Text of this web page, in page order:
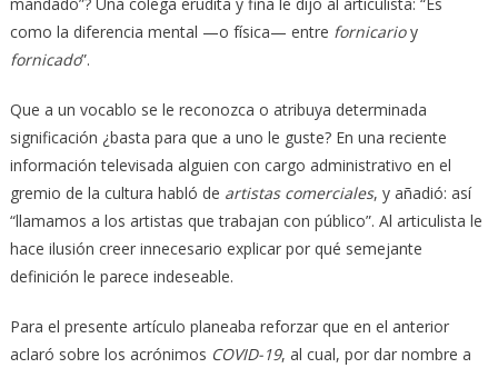
como la diferencia mental —o física— entre fornicarioy
fornicado”.
Que a un vocablo se le reconozca o atribuya determinada
significación ¿basta para que a uno le guste? En una reciente
información televisada alguien con cargo administrativo en el
gremio de la cultura habló de artistas comerciales, y añadió: así
“llamamos a los artistas que trabajan con público”. Al articulista le
hace ilusión creer innecesario explicar por qué semejante
definición le parece indeseable.
Para el presente artículo planeaba reforzar que en el anterior
aclaró sobre los acrónimos COVID-19, al cual, por dar nombre a